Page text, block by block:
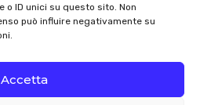
ID unici su questo sito. Non
può influire negativamente su
Accetta
diritti servati |Assistenza |